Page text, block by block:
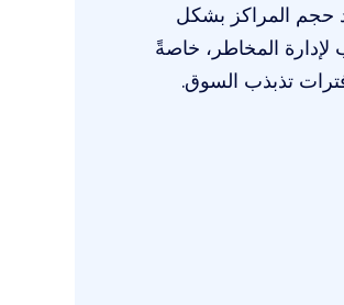
حجم المراكز بشكل
المخاطر، خاصةً
تذبذب السوق.